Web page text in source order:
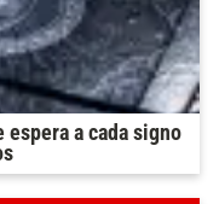
espera a cada signo